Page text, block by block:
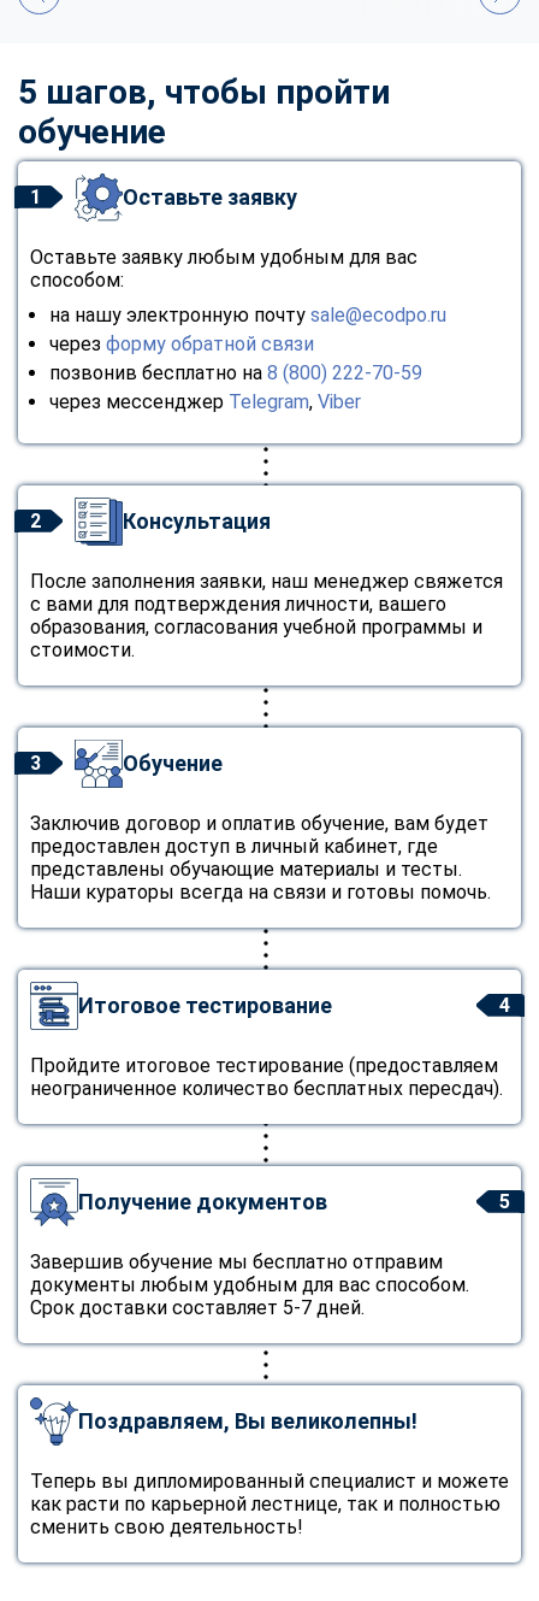
5 шагов, чтобы пройти
обучение
1 Оставьте заявку
Оставьте заявку любым удобным для вас
способом:
на нашу электронную почту sale@ecodpo.ru
через форму обратной связи
позвонив бесплатно на 8 (800) 222-70-59
через мессенджер Telegram, Viber
2 Консультация
После заполнения заявки, наш менеджер свяжется
с вами для подтверждения личности, вашего
образования, согласования учебной программы и
стоимости.
3 Обучение
Заключив договор и оплатив обучение, вам будет
предоставлен доступ в личный кабинет, где
представлены обучающие материалы и тесты.
Наши кураторы всегда на связи и готовы помочь.
4
Итоговое тестирование
Пройдите итоговое тестирование (предоставляем
неограниченное количество бесплатных пересдач).
5
Получение документов
Завершив обучение мы бесплатно отправим
документы любым удобным для вас способом.
Срок доставки составляет 5-7 дней.
Поздравляем, Вы великолепны!
Теперь вы дипломированный специалист и можете
как расти по карьерной лестнице, так и полностью
сменить свою деятельность!